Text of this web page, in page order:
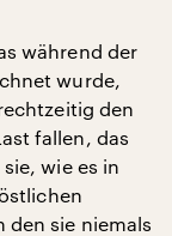
während der
wurde,
den
fallen, das
wie es in
den sie niemals